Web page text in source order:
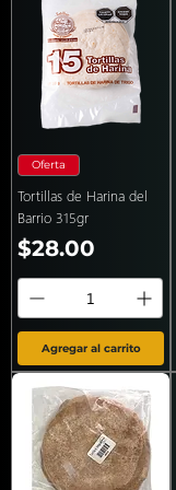
Oferta
Tortillas de Harina del
Barrio 315gr
Precio
$28.00
Agregar al carrito